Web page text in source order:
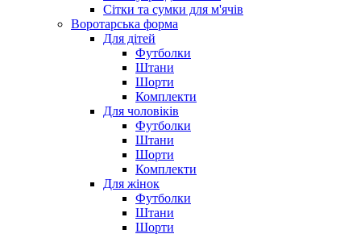
Сітки та сумки для м'ячів
Воротарська форма
Для дітей
Футболки
Штани
Шорти
Комплекти
Для чоловіків
Футболки
Штани
Шорти
Комплекти
Для жінок
Футболки
Штани
Шорти